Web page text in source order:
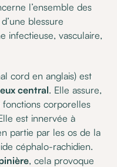
l’ensemble des
blessure
infectieuse, vasculaire,
cord en anglais) est
central. Elle assure,
corporelles
est innervée à
partie par les os de la
céphalo-rachidien.
, cela provoque